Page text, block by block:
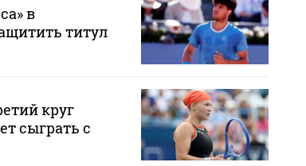
в
титул
круг
сыграть с